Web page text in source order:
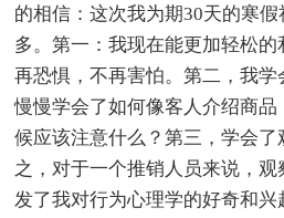
的相信：这次我为期30天的寒
多。第一：我现在能更加轻松
再恐惧，不再害怕。第二，我学
慢慢学会了如何像客人介绍商
候应该注意什么？第三，学会
之，对于一个推销人员来说，观
发了我对行为心理学的好奇和